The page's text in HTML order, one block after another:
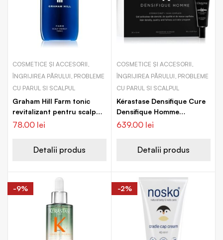
COSMETICE ȘI ACCESORII,
ÎNGRIJIREA PĂRULUI, PROBLEME
CU PARUL SI SCALPUL
Graham Hill Farm tonic
revitalizant pentru scalp
iritat
78.00 lei
Detalii produs
COSMETICE ȘI ACCESORII,
ÎNGRIJIREA PĂRULUI, PROBLEME
CU PARUL SI SCALPUL
Kérastase Densifique Cure
Densifique Homme
Tratament pentru
639.00 lei
Detalii produs
-9% -2%